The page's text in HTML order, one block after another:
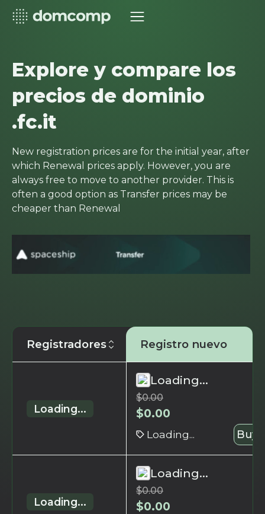
Explore y compare los
precios de dominio
.fc.it
New registration prices are for the initial year, after
which Renewal prices apply. However, you are
always free to move to another provider. This is
often a good option as Transfer prices may be
cheaper than Renewal
Registradores Registro nuevo
Loading...
Loading...
$0.00
$0.00
Loading... Buy
Loading...
Loading...
$0.00
$0.00